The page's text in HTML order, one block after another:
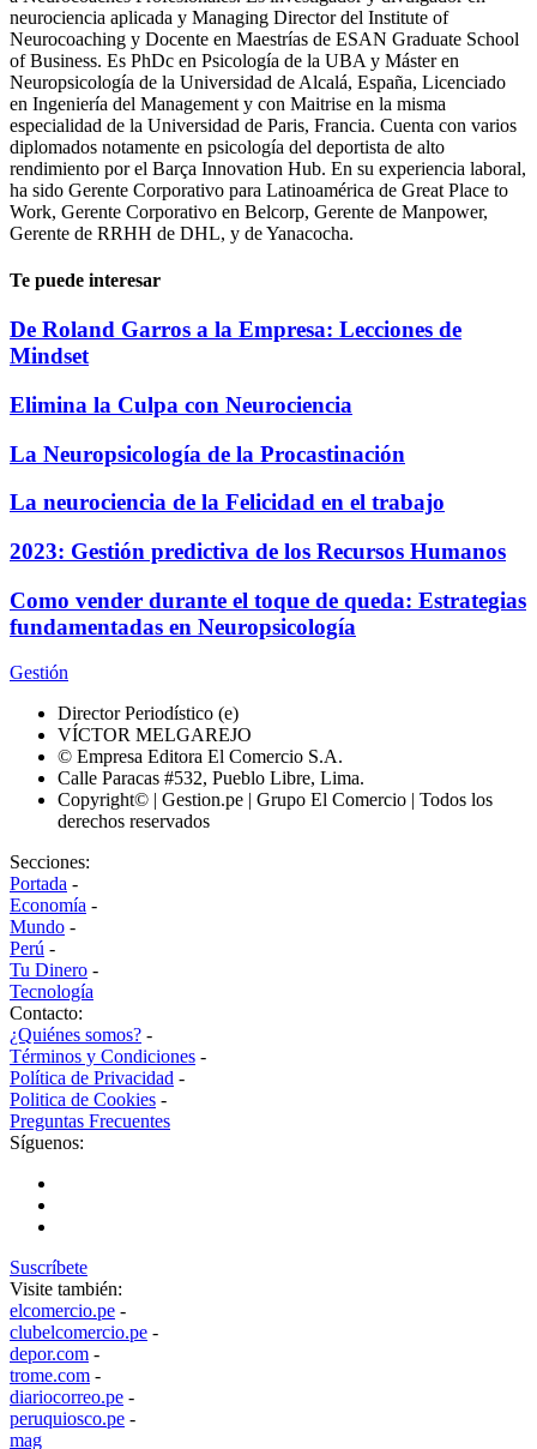
neurociencia aplicada y Managing Director del Institute of
Neurocoaching y Docente en Maestrías de ESAN Graduate School
of Business. Es PhDc en Psicología de la UBA y Máster en
Neuropsicología de la Universidad de Alcalá, España, Licenciado
en Ingeniería del Management y con Maitrise en la misma
especialidad de la Universidad de Paris, Francia. Cuenta con varios
diplomados notamente en psicología del deportista de alto
rendimiento por el Barça Innovation Hub. En su experiencia laboral,
ha sido Gerente Corporativo para Latinoamérica de Great Place to
Work, Gerente Corporativo en Belcorp, Gerente de Manpower,
Gerente de RRHH de DHL, y de Yanacocha.
Te puede interesar
De Roland Garros a la Empresa: Lecciones de
Mindset
Elimina la Culpa con Neurociencia
La Neuropsicología de la Procastinación
La neurociencia de la Felicidad en el trabajo
2023: Gestión predictiva de los Recursos Humanos
Como vender durante el toque de queda: Estrategias
fundamentadas en Neuropsicología
Gestión
Director Periodístico (e)
VÍCTOR MELGAREJO
© Empresa Editora El Comercio S.A.
Calle Paracas #532, Pueblo Libre, Lima.
Copyright© | Gestion.pe | Grupo El Comercio | Todos los
derechos reservados
Secciones:
Portada -
Economía -
Mundo -
Perú -
Tu Dinero -
Tecnología
Contacto:
¿Quiénes somos? -
Términos y Condiciones -
Política de Privacidad -
Politica de Cookies -
Preguntas Frecuentes
Síguenos:
Suscríbete
Visite también:
elcomercio.pe -
clubelcomercio.pe -
depor.com -
trome.com -
diariocorreo.pe -
peruquiosco.pe -
mag